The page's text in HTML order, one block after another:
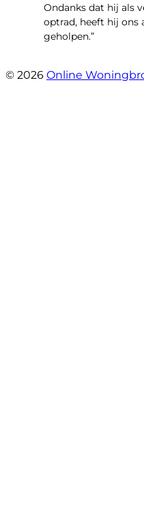
Ondanks dat hij als
optrad, heeft hij ons
geholpen.”
© 2026 Online